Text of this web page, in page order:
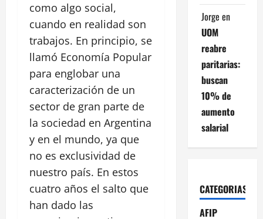
como algo social,
cuando en realidad son
trabajos. En principio, se
llamó Economía Popular
para englobar una
caracterización de un
sector de gran parte de
la sociedad en Argentina
y en el mundo, ya que
no es exclusividad de
nuestro país. En estos
cuatro años el salto que
han dado las
Jorge en
UOM
reabre
paritarias:
buscan
10% de
aumento
salarial
CATEGORIAS
AFIP